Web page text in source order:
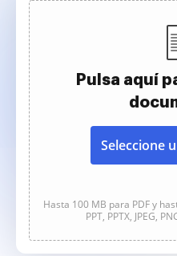
Pulsa aquí
Seleccione
Hasta 100 MB para PDF y
PPT, PPTX, JPEG,